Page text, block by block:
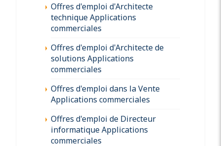
Offres d'emploi d'Architecte
technique Applications
commerciales
Offres d'emploi d'Architecte de
solutions Applications
commerciales
Offres d'emploi dans la Vente
Applications commerciales
Offres d'emploi de Directeur
informatique Applications
commerciales